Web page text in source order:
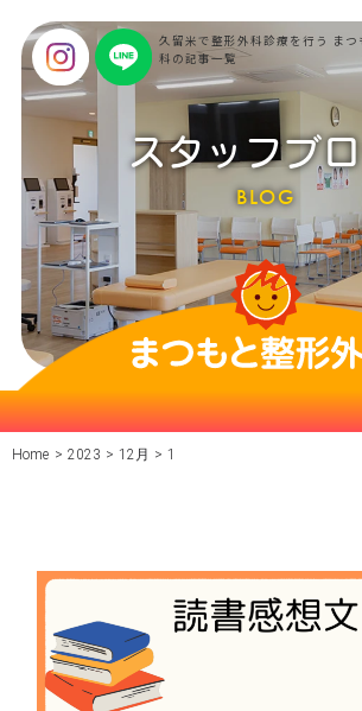
久留米で整形外科診療を行う まつ
科の記事一覧
スタッフブ
BLOG
Home > 2023 > 12月 > 1